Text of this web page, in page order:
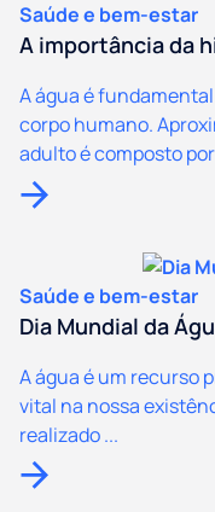
Saúde e bem-estar
A importância da
A água é
corpo humano.
adulto é composto
Saúde e bem-estar
Dia Mundial da
A água é um recurso
vital na nossa
realizado ...